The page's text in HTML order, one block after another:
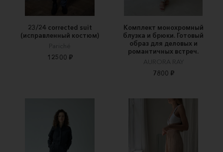
23/24 corrected suit
(исправленный костюм)
Pariché
12500 ₽
Комплект монохромный
блузка и брюки. Готовый
образ для деловых и
романтичных встреч.
AURORA RAY
7800 ₽